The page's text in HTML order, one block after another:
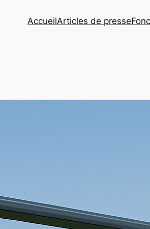
AccueilArticles de presse